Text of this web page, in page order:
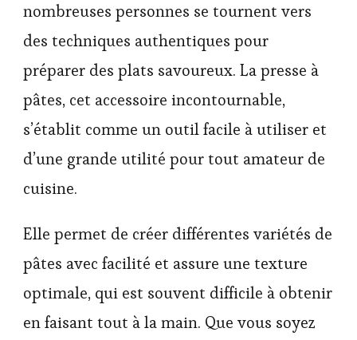
nombreuses personnes se tournent vers
des techniques authentiques pour
préparer des plats savoureux. La presse à
pâtes, cet accessoire incontournable,
s’établit comme un outil facile à utiliser et
d’une grande utilité pour tout amateur de
cuisine.
Elle permet de créer différentes variétés de
pâtes avec facilité et assure une texture
optimale, qui est souvent difficile à obtenir
en faisant tout à la main. Que vous soyez